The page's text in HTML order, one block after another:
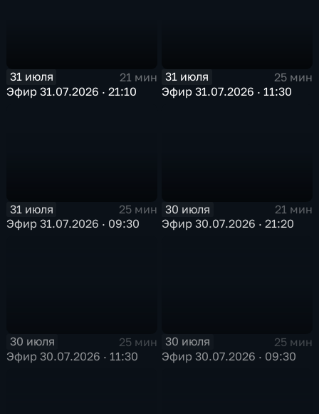
31 июля
21 мин
Эфир 31.07.2026 · 21:10
31 июля
25 мин
Эфир 31.07.2026 · 11:30
31 июля
25 мин
Эфир 31.07.2026 · 09:30
30 июля
21 мин
Эфир 30.07.2026 · 21:20
30 июля
25 мин
Эфир 30.07.2026 · 11:30
30 июля
25 мин
Эфир 30.07.2026 · 09:30